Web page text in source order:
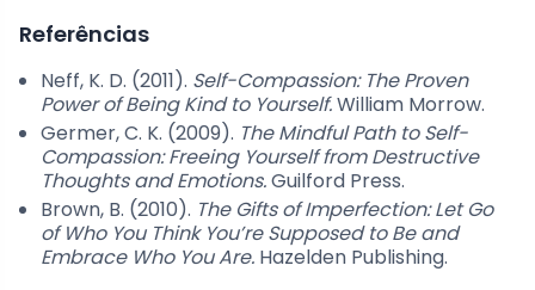
Referências
Neff, K. D. (2011). Self-Compassion: The Proven
Power of Being Kind to Yourself.William Morrow.
Germer, C. K. (2009). The Mindful Path to Self-
Compassion: Freeing Yourself from Destructive
Thoughts and Emotions.Guilford Press.
Brown, B. (2010). The Gifts of Imperfection: Let Go
of Who You Think You’re Supposed to Be and
Embrace Who You Are. Hazelden Publishing.